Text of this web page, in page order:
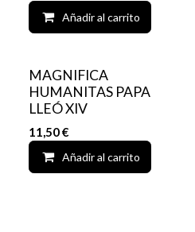
Add to wishlist
Añadir al carrito
MAGNIFICA
HUMANITAS PAPA
LLEÓ XIV
11,50€
Añadir al carrito